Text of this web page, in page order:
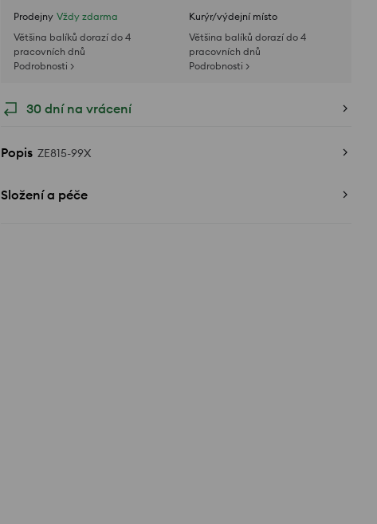
Prodejny Vždy zdarma
Většina balíků dorazí do 4
pracovních dnů
Podrobnosti >
Kurýr/výdejní místo
Většina balíků dorazí do 4
pracovních dnů
Podrobnosti >
30 dní na vrácení
Popis ZE815-99X
Složení a péče